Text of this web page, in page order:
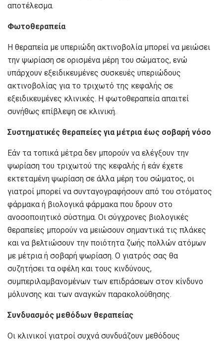
αποτέλεσμα.
Φωτοθεραπεία
Η θεραπεία με υπεριώδη ακτινοβολία μπορεί να μειώσει
την ψωρίαση σε ορισμένα μέρη του σώματος, ενώ
υπάρχουν εξειδικευμένες συσκευές υπεριώδους
ακτινοβολίας για το τριχωτό της κεφαλής σε
εξειδικευμένες κλινικές. Η φωτοθεραπεία απαιτεί
συνήθως επίβλεψη σε κλινική.
Συστηματικές θεραπείες για μέτρια έως σοβαρή νόσο
Εάν τα τοπικά μέτρα δεν μπορούν να ελέγξουν την
ψωρίαση του τριχωτού της κεφαλής ή εάν έχετε
εκτεταμένη ψωρίαση σε άλλα μέρη του σώματος, οι
γιατροί μπορεί να συνταγογραφήσουν από του στόματος
φάρμακα ή βιολογικά φάρμακα που δρουν στο
ανοσοποιητικό σύστημα. Οι σύγχρονες βιολογικές
θεραπείες μπορούν να μειώσουν σημαντικά τις πλάκες
και να βελτιώσουν την ποιότητα ζωής πολλών ατόμων
με μέτρια ή σοβαρή ψωρίαση. Ο γιατρός σας θα
συζητήσει τα οφέλη και τους κινδύνους,
συμπεριλαμβανομένων των επιδράσεων στον κίνδυνο
μόλυνσης και των αναγκών παρακολούθησης.
Συνδυασμός μεθόδων θεραπείας
Οι κλινικοί γιατροί συχνά συνδυάζουν μεθόδους